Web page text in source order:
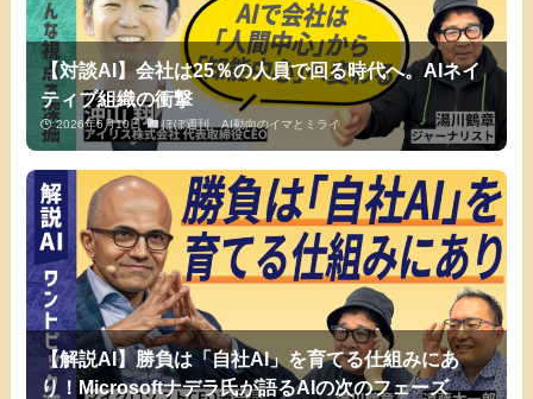
【対談AI】会社は25％の人員で回る時代へ。AIネイ
ティブ組織の衝撃
2026年6月10日 ほぼ週刊、AI動向のイマとミライ
【解説AI】勝負は「自社AI」を育てる仕組みにあ
り！Microsoftナデラ氏が語るAIの次のフェーズ